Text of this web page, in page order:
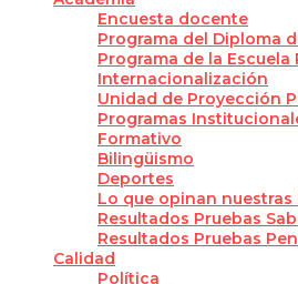
Encuesta docente
Programa del Diploma
Programa de la Escuela
Internacionalización
Unidad de Proyección
Programas
Formativo
Bilingüismo
Deportes
Lo que opinan nuestras
Resultados Pruebas
Resultados Pruebas
Calidad
Política